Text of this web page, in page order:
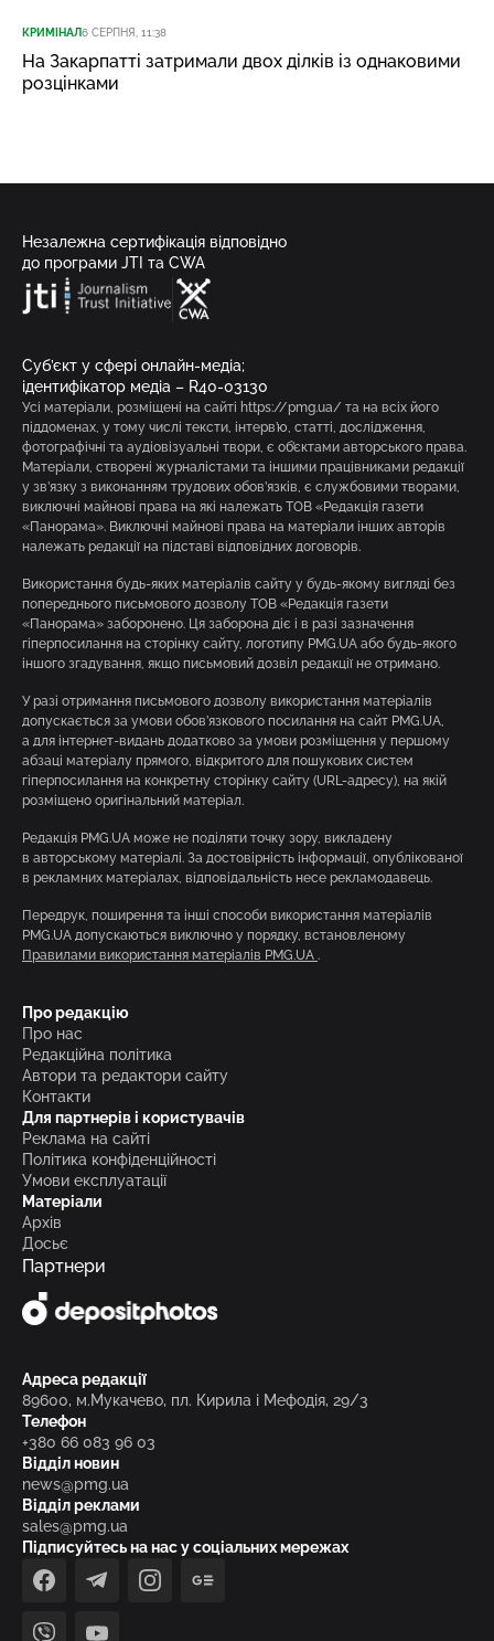
КРИМІНАЛ6 СЕРПНЯ, 11:38
На Закарпатті затримали двох ділків із однаковими
розцінками
Незалежна сертифікація відповідно
до програми JTI та CWA
Суб’єкт у сфері онлайн-медіа;
ідентифікатор медіа – R40-03130
Усі матеріали, розміщені на сайті https://pmg.ua/ та на всіх його
піддоменах, у тому числі тексти, інтерв’ю, статті, дослідження,
фотографічні та аудіовізуальні твори, є об’єктами авторського права.
Матеріали, створені журналістами та іншими працівниками редакції
у зв’язку з виконанням трудових обов’язків, є службовими творами,
виключні майнові права на які належать ТОВ «Редакція газети
«Панорама». Виключні майнові права на матеріали інших авторів
належать редакції на підставі відповідних договорів.
Використання будь-яких матеріалів сайту у будь-якому вигляді без
попереднього письмового дозволу ТОВ «Редакція газети
«Панорама» заборонено. Ця заборона діє і в разі зазначення
гіперпосилання на сторінку сайту, логотипу PMG.UA або будь-якого
іншого згадування, якщо письмовий дозвіл редакції не отримано.
У разі отримання письмового дозволу використання матеріалів
допускається за умови обов’язкового посилання на сайт PMG.UA,
а для інтернет-видань додатково за умови розміщення у першому
абзаці матеріалу прямого, відкритого для пошукових систем
гіперпосилання на конкретну сторінку сайту (URL-адресу), на якій
розміщено оригінальний матеріал.
Редакція PMG.UA може не поділяти точку зору, викладену
в авторському матеріалі. За достовірність інформації, опублікованої
в рекламних матеріалах, відповідальність несе рекламодавець.
Передрук, поширення та інші способи використання матеріалів
PMG.UA допускаються виключно у порядку, встановленому
Правилами використання матеріалів PMG.UA .
Про редакцію
Про нас
Редакційна політика
Автори та редактори сайту
Контакти
Для партнерів і користувачів
Реклама на сайті
Політика конфіденційності
Умови експлуатації
Матеріали
Архів
Досьє
Партнери
Адреса редакції
89600, м.Мукачево, пл. Кирила і Мефодія, 29/3
Телефон
+380 66 083 96 03
Відділ новин
news@pmg.ua
Відділ реклами
sales@pmg.ua
Підписуйтесь на нас у соціальних мережах
facebooktelegraminstagramgoogle_news